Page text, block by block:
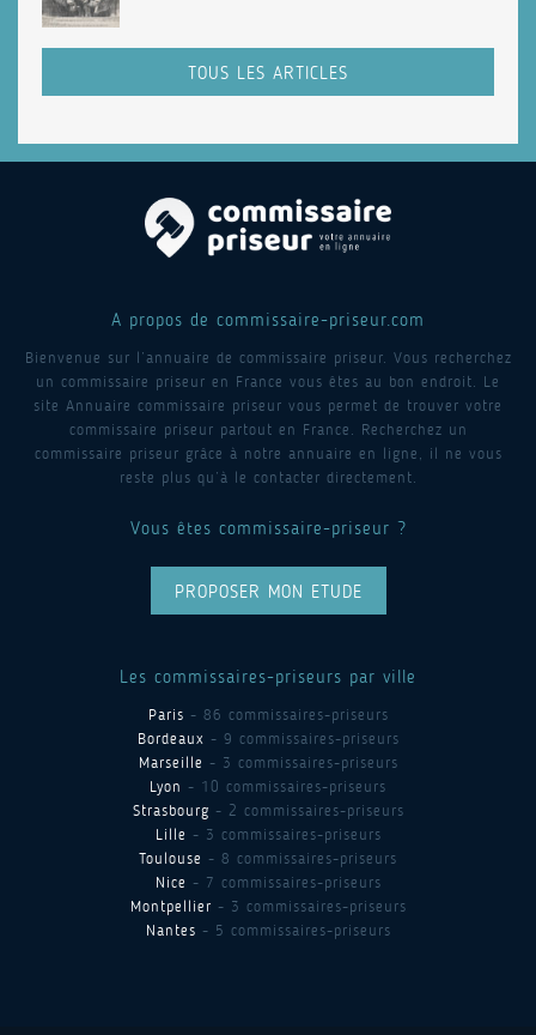
TOUS LES ARTICLES
A propos de commissaire-priseur.com
Bienvenue sur l’annuaire de commissaire priseur. Vous recherchez
un commissaire priseur en France vous êtes au bon endroit. Le
site Annuaire commissaire priseur vous permet de trouver votre
commissaire priseur partout en France. Recherchez un
commissaire priseur grâce à notre annuaire en ligne, il ne vous
reste plus qu’à le contacter directement.
Vous êtes commissaire-priseur ?
PROPOSER MON ETUDE
Les commissaires-priseurs par ville
Paris - 86 commissaires-priseurs
Bordeaux - 9 commissaires-priseurs
Marseille - 3 commissaires-priseurs
Lyon - 10 commissaires-priseurs
Strasbourg - 2 commissaires-priseurs
Lille - 3 commissaires-priseurs
Toulouse - 8 commissaires-priseurs
Nice - 7 commissaires-priseurs
Montpellier - 3 commissaires-priseurs
Nantes - 5 commissaires-priseurs